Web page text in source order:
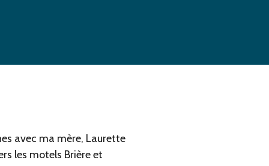
avec ma mère, Laurette
les motels Brière et